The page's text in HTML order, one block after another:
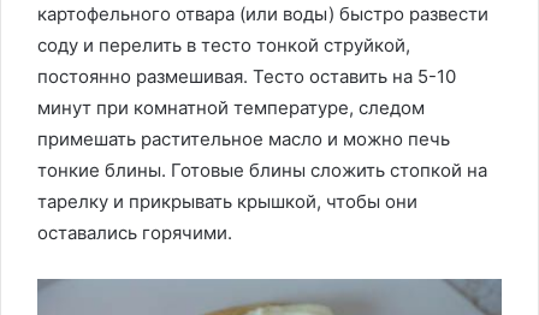
картофельного отвара (или воды) быстро развести
соду и перелить в тесто тонкой струйкой,
постоянно размешивая. Тесто оставить на 5-10
минут при комнатной температуре, следом
примешать растительное масло и можно печь
тонкие блины. Готовые блины сложить стопкой на
тарелку и прикрывать крышкой, чтобы они
оставались горячими.